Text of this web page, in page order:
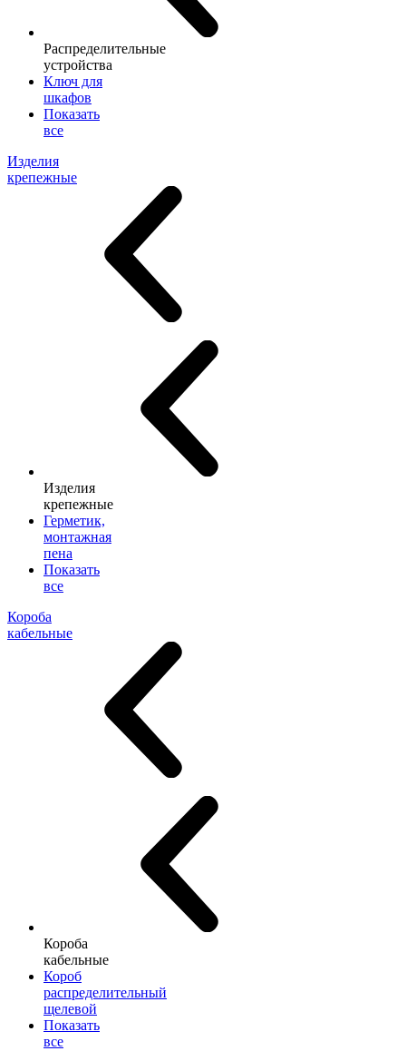
Распределительные
устройства
Ключ для
шкафов
Показать
все
Изделия
крепежные
Изделия
крепежные
Герметик,
монтажная
пена
Показать
все
Короба
кабельные
Короба
кабельные
Короб
распределительный
щелевой
Показать
все